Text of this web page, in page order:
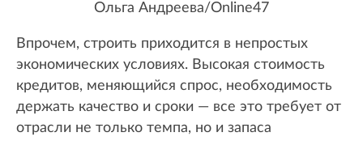
Ольга Андреева/Online47
Впрочем, строить приходится в непростых
экономических условиях. Высокая стоимость
кредитов, меняющийся спрос, необходимость
держать качество и сроки — все это требует от
отрасли не только темпа, но и запаса